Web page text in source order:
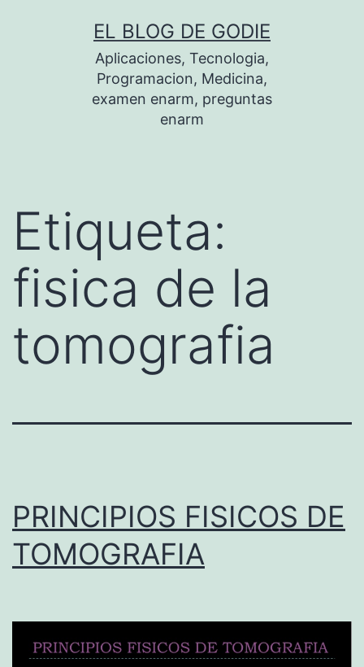
EL BLOG DE GODIE
Aplicaciones, Tecnologia,
Programacion, Medicina,
examen enarm, preguntas
enarm
Etiqueta:
fisica de la
tomografia
PRINCIPIOS FISICOS DE
TOMOGRAFIA